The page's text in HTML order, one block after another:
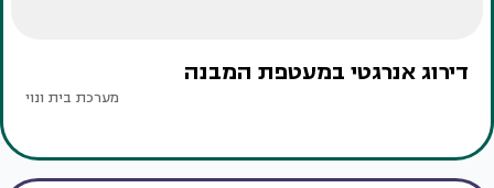
דירוג אנרגטי במעטפת המבנה
מערכת בית ונוי